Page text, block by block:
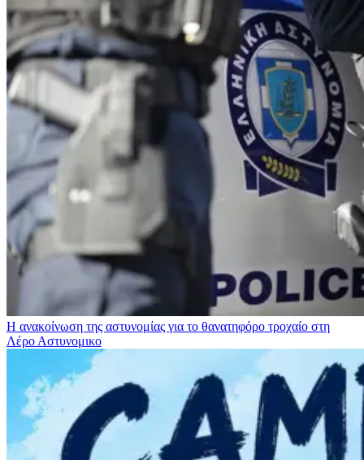
Η ανακοίνωση της αστυνομίας για το θανατηφόρο τροχαίο στη
Λέρο Αστυνομικο